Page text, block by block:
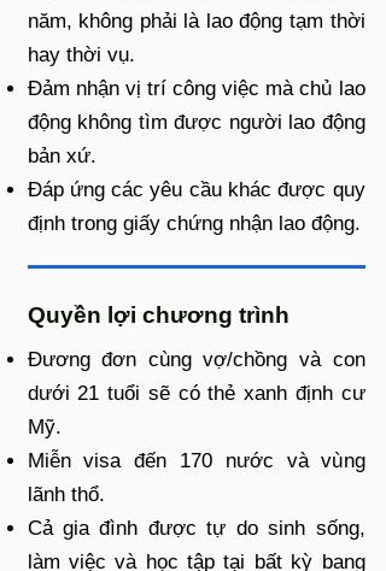
năm, không phải là lao động tạm thời
hay thời vụ.
Đảm nhận vị trí công việc mà chủ lao
động không tìm được người lao động
bản xứ.
Đáp ứng các yêu cầu khác được quy
định trong giấy chứng nhận lao động.
Quyền lợi chương trình
Đương đơn cùng vợ/chồng và con
dưới 21 tuổi sẽ có thẻ xanh định cư
Mỹ.
Miễn visa đến 170 nước và vùng
lãnh thổ.
Cả gia đình được tự do sinh sống,
làm việc và học tập tại bất kỳ bang